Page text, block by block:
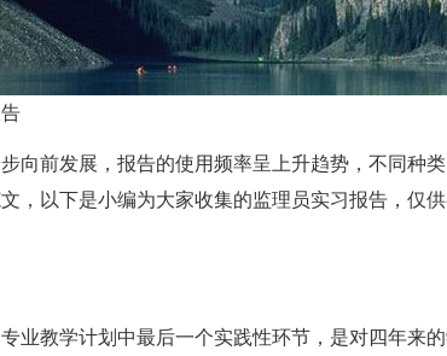
向前发展，报告的使用频率呈上升趋势，不同种
，以下是小编为大家收集的监理员实习报告，仅供
业教学计划中最后一个实践性环节，是对四年来